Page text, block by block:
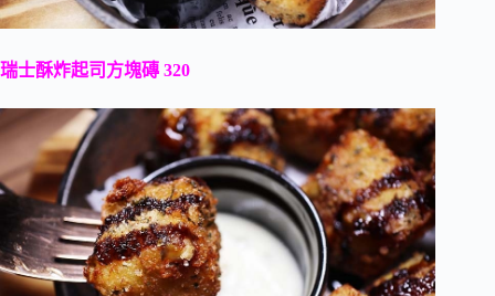
瑞士酥炸起司方塊磚 320